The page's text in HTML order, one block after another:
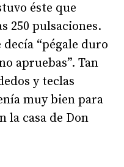
éste que
250 pulsaciones.
“pégale duro
apruebas”. Tan
y teclas
muy bien para
la casa de Don